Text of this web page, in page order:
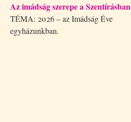
Az imádság szerepe a Szentírásban
TÉMA: 2026 – az Imádság Éve
egyházunkban.